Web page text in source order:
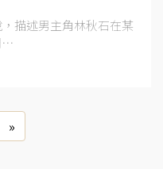
描述男主角林秋石在某
⋯
»